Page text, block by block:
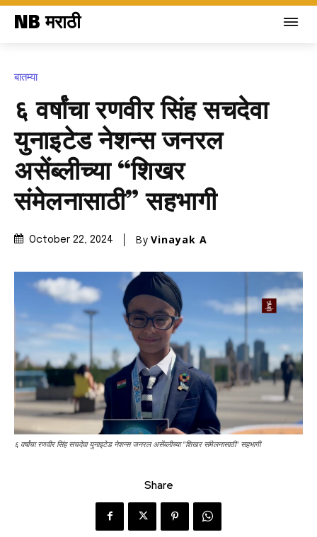
NB मराठी
बातम्या
६ वर्षांचा रणवीर सिंह सचदेवा
युनाइटेड नेशन्स जनरल
असेंब्लीच्या “शिखर
संमेलनासाठी” सहभागी
October 22, 2024 By Vinayak A
६ वर्षांचा रणवीर सिंह सचदेवा युनाइटेड नेशन्स जनरल असेंब्लीच्या "शिखर संमेलनासाठी" सहभागी
Share